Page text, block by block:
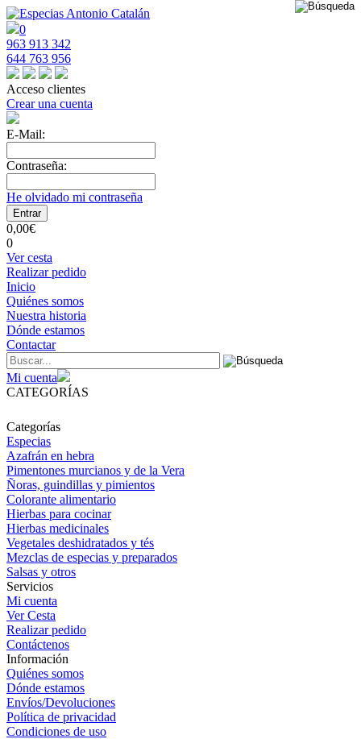
0
963 913 342
644 763 956
Acceso clientes
Crear una cuenta
E-Mail:
Contraseña:
He olvidado mi contraseña
0,00€
0
Ver cesta
Realizar pedido
Inicio
Quiénes somos
Nuestra historia
Dónde estamos
Contactar
Mi cuenta
CATEGORÍAS
Categorías
Especias
Azafrán en hebra
Pimentones murcianos y de la Vera
Ñoras, guindillas y pimientos
Colorante alimentario
Hierbas para cocinar
Hierbas medicinales
Vegetales deshidratados y tés
Mezclas de especias y preparados
Salsas y otros
Servicios
Mi cuenta
Ver Cesta
Realizar pedido
Contáctenos
Información
Quiénes somos
Dónde estamos
Envíos/Devoluciones
Política de privacidad
Condiciones de uso